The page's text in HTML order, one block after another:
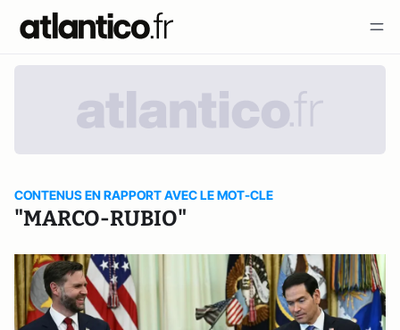
CONTENUS EN RAPPORT AVEC LE MOT-CLE
"MARCO-RUBIO"